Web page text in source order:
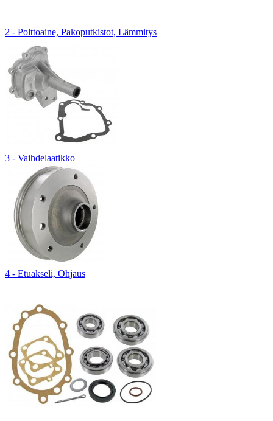
2 - Polttoaine, Pakoputkistot, Lämmitys
3 - Vaihdelaatikko
4 - Etuakseli, Ohjaus